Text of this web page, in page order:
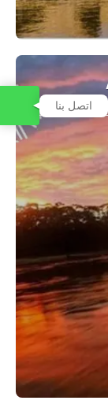
اتصل بنا